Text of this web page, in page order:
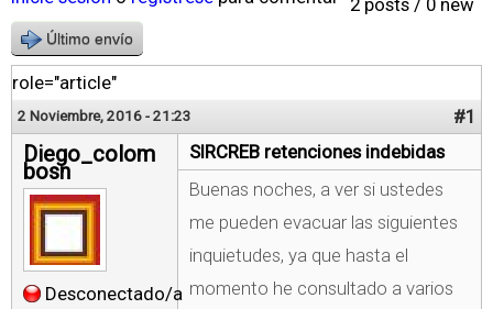
2 posts / 0 new
Último envío
role="article"
2 Noviembre, 2016 - 21:23 #1
Diego_colom
bosn
Desconectado/a
SIRCREB retenciones indebidas
Buenas noches, a ver si ustedes
me pueden evacuar las siguientes
inquietudes, ya que hasta el
momento he consultado a varios